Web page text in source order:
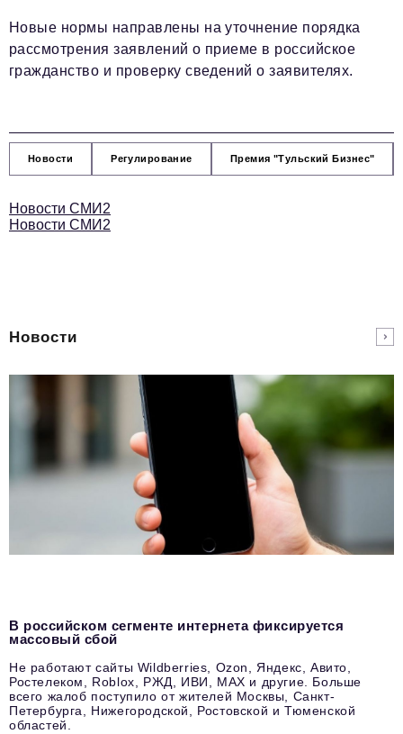
Новые нормы направлены на уточнение порядка
рассмотрения заявлений о приеме в российское
гражданство и проверку сведений о заявителях.
Новости Регулирование Премия "Тульский Бизнес"
Новости СМИ2
Новости СМИ2
Новости
В российском сегменте интернета фиксируется
массовый сбой
Не работают сайты Wildberries, Ozon, Яндекс, Авито,
Ростелеком, Roblox, РЖД, ИВИ, MAX и другие. Больше
всего жалоб поступило от жителей Москвы, Санкт-
Петербурга, Нижегородской, Ростовской и Тюменской
областей.